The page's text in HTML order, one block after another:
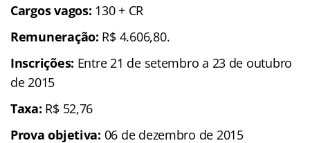
Cargos vagos: 130 + CR
Remuneração: R$ 4.606,80.
Inscrições: Entre 21 de setembro a 23 de outubro
de 2015
Taxa: R$ 52,76
Prova objetiva: 06 de dezembro de 2015